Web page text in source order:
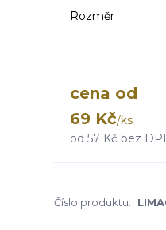
Rozměr
cena od
69 Kč/ks
od 57 Kč bez
Číslo produktu: